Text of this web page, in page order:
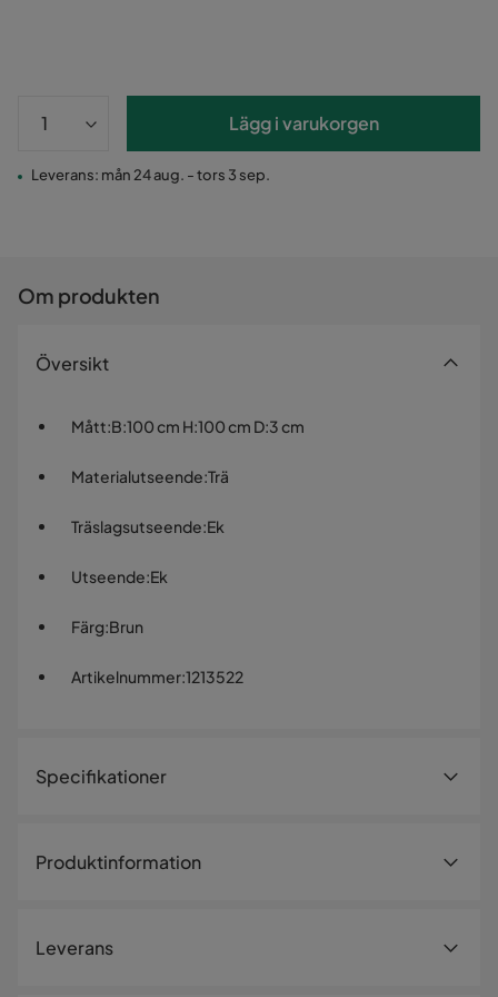
Lägg i varukorgen
Leverans: mån 24 aug. - tors 3 sep.
Om produkten
Översikt
Mått:B:100 cm H:100 cm D:3 cm
Materialutseende:Trä
Träslagsutseende:Ek
Utseende:Ek
Färg:Brun
Artikelnummer:1213522
Specifikationer
Storlek
Produktinformation
Leverans